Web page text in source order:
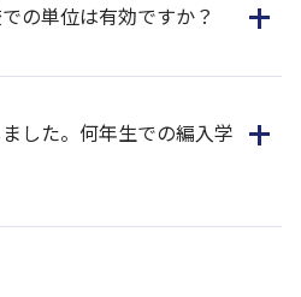
の単位は有効ですか？
した。何年生での編入学